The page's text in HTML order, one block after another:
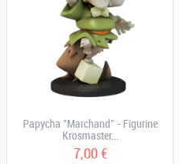
Papycha "Marchand" - Figurine
Krosmaster...
7,00 €